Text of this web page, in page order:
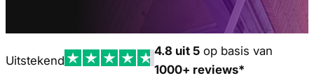
Uitstekend
4.8 uit 5 op basis van
1000+ reviews*